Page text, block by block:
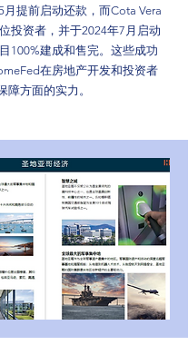
月提前启动还款，而Cota Vera
投资者，并于2024年7月启动
100%建成和售完。这些成功
在房地产开发和投资者
障方面的实力。